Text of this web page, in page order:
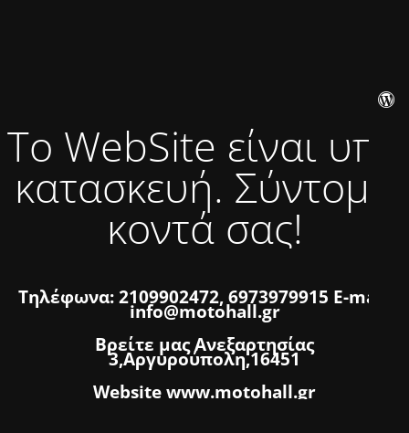
Το WebSite είναι υπό
κατασκευή. Σύντομα
κοντά σας!
Τηλέφωνα: 2109902472, 6973979915 E-mail:
info@motohall.gr
Βρείτε μας Ανεξαρτησίας
3,Αργυρούπολη,16451
Website www.motohall.gr